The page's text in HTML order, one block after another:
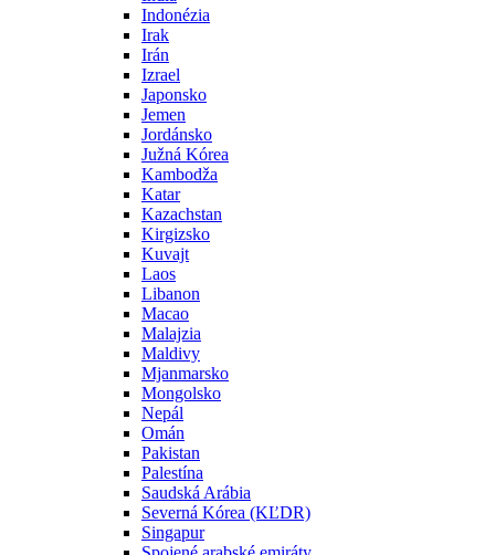
Indonézia
Irak
Irán
Izrael
Japonsko
Jemen
Jordánsko
Južná Kórea
Kambodža
Katar
Kazachstan
Kirgizsko
Kuvajt
Laos
Libanon
Macao
Malajzia
Maldivy
Mjanmarsko
Mongolsko
Nepál
Omán
Pakistan
Palestína
Saudská Arábia
Severná Kórea (KĽDR)
Singapur